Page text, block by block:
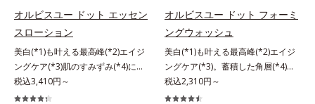
料・アルコールフリー・パラベンフ
リーで、徹底的に肌に寄り添いま
す。*1 乾燥と敏感をくり返すこと
*2 敏感肌対象連用テスト済（すべ
ての方のお肌に合うということでは
ありません）*3 乾燥して敏感に感
じやすい状態のこと*4 発酵アミノ
シリーズは美容成分(*7)として
「G.D.F.アクティベーター(*8)」を
配合。そして、従来から配合してい
る美白(*1)有効成分「トラネキサム
酸」を配合しました。さらに、シリ
ーズ共通の美容成分「GLルートブ
ースター(*9)」を配合することで、
オルビスユー ドット エッセン
スローション
美白(*1)も叶える最高峰(*2)エイジ
ングケア(*3)肌のすみずみ(*4)にし
みわたるうるおい充満ローション。
ハリも透明感(*5)も結果主義。年齢
税込3,410円～
オルビスユー ドット フォーミ
ングウォッシュ
美白(*1)も叶える最高峰(*2)エイジ
ングケア(*3)。蓄積した角層(*4)を
絡めとりくすみ(*5)を晴らす高密着
マイルドピーリング(*6)洗顔料。ハ
税込2,310円～